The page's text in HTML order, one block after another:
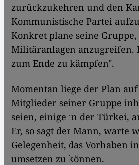
zurückzukehren und den
Kommunistische Partei
Konkret plane seine Gruppe,
Militäranlagen anzugreifen.
zum Ende zu kämpfen".
Momentan liege der Plan
Mitglieder seiner Gruppe
seien, einige in der Türkei,
Er, so sagt der Mann, warte
Gelegenheit, das Vorhaben
umsetzen zu können.